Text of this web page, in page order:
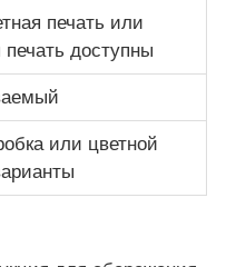
печать или
доступны
или цветной